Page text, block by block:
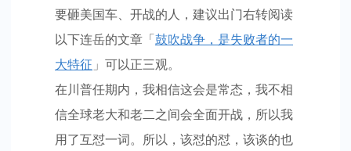
要砸美国车、开战的人，建议出门右转阅读
以下连岳的文章「鼓吹战争，是失败者的一
大特征 」可以正三观。
在川普任期内，我相信这会是常态，我不相
信全球老大和老二之间会全面开战，所以我
用了互怼一词。所以，该怼的怼，该谈的也